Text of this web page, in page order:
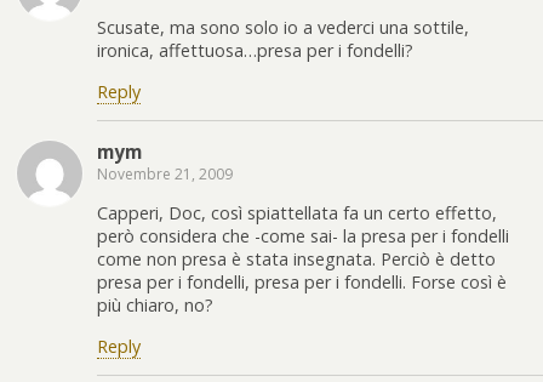
Scusate, ma sono solo io a vederci una sottile,
ironica, affettuosa…presa per i fondelli?
Reply
mym
Novembre 21, 2009
Capperi, Doc, così spiattellata fa un certo effetto,
però considera che -come sai- la presa per i fondelli
come non presa è stata insegnata. Perciò è detto
presa per i fondelli, presa per i fondelli. Forse così è
più chiaro, no?
Reply